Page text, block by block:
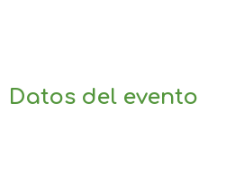
Datos del evento